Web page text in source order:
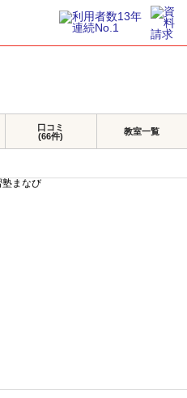
口コミ
(66件)
教室一覧